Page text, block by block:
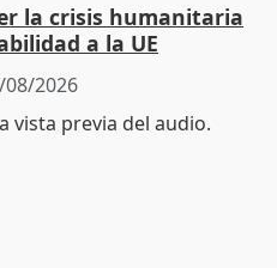
la crisis humanitaria
a la UE
08/2026